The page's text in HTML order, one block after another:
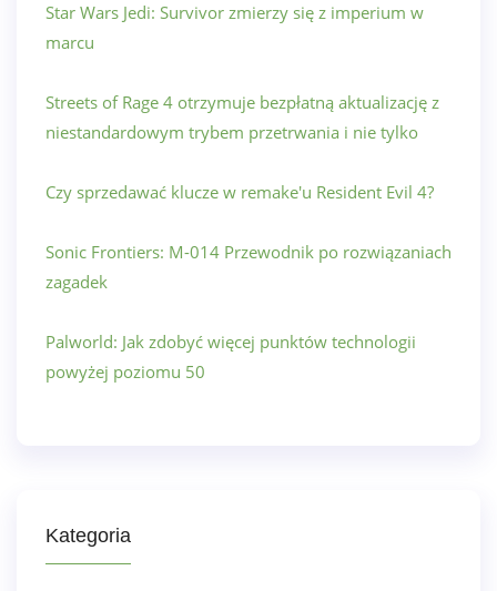
Star Wars Jedi: Survivor zmierzy się z imperium w
marcu
Streets of Rage 4 otrzymuje bezpłatną aktualizację z
niestandardowym trybem przetrwania i nie tylko
Czy sprzedawać klucze w remake'u Resident Evil 4?
Sonic Frontiers: M-014 Przewodnik po rozwiązaniach
zagadek
Palworld: Jak zdobyć więcej punktów technologii
powyżej poziomu 50
Kategoria